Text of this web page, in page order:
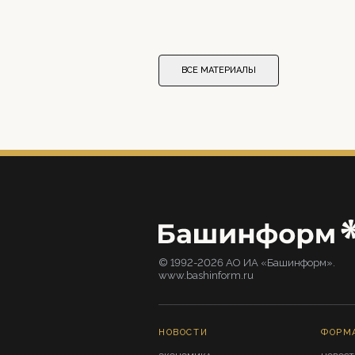
ВСЕ МАТЕРИАЛЫ
© 1992-2026 АО ИА «Башинформ».
www.bashinform.ru
НОВОСТИ